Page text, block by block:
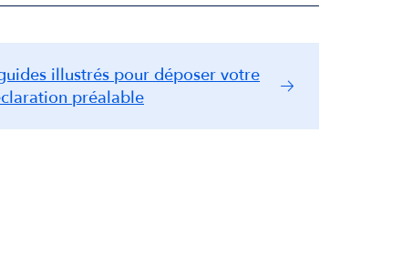
illustrés pour déposer votre
préalable